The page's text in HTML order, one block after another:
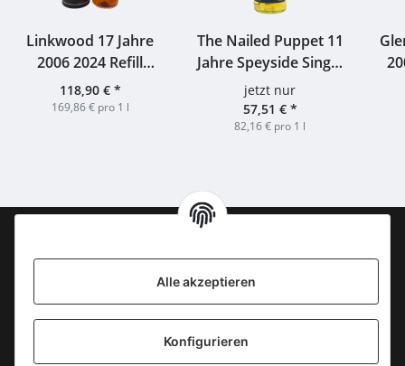
Alle akzeptieren
Konfigurieren
Linkwood 17 Jahre
2006 2024 Refill
Hogshead #32 The
Maltman 52,9% 0,7l
118,90 € *
169,86 € pro 1 l
The Nailed Puppet 11
Jahre Speyside Single
Malt Whisky of
Voodoo 52,6% 0,7l
jetzt nur
57,51 € *
82,16 € pro 1 l